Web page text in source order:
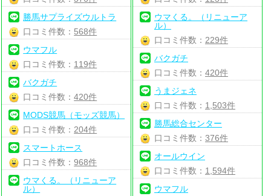
勝馬サプライズウルトラ
口コミ件数： 568件
ウマフル
口コミ件数： 119件
バクガチ
口コミ件数：420件
MODS競馬（モッズ競馬）
口コミ件数： 204件
スマートホース
口コミ件数：968件
ウマくる。（リニューア
ル）
ウマくる。（リニューア
ル）
口コミ件数： 229件
バクガチ
口コミ件数： 420件
うまジェネ
口コミ件数： 1,503件
勝馬総合センター
口コミ件数： 376件
オールウイン
口コミ件数： 1,594件
ウマフル